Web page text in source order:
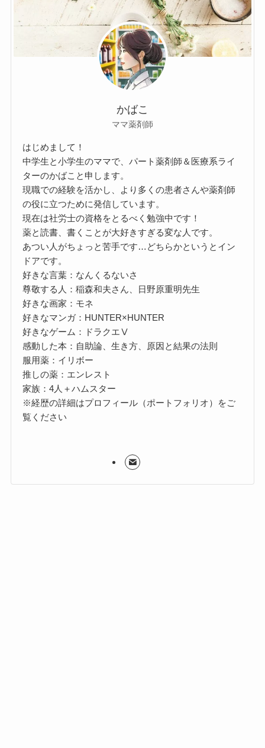
かばこ
ママ薬剤師
はじめまして！
中学生と小学生のママで、パート薬剤師＆医療系ライ
ターのかばこと申します。
現職での経験を活かし、より多くの患者さんや薬剤師
の役に立つために発信しています。
現在は社労士の資格をとるべく勉強中です！
薬と読書、書くことが大好きすぎる変な人です。
あつい人がちょっと苦手です…どちらかというとイン
ドアです。
好きな言葉：なんくるないさ
尊敬する人：稲森和夫さん、日野原重明先生
好きな画家：モネ
好きなマンガ：HUNTER×HUNTER
好きなゲーム：ドラクエⅤ
感動した本：自助論、生き方、原因と結果の法則
服用薬：イリボー
推しの薬：エンレスト
家族：4人＋ハムスター
※経歴の詳細はプロフィール（ポートフォリオ）をご
覧ください